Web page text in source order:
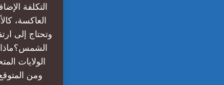
التكلفة
العاكسة،
وتحتاج إلى